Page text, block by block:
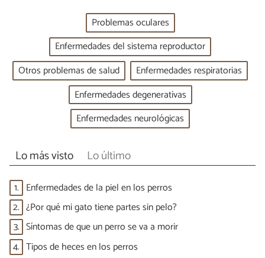
Problemas oculares
Enfermedades del sistema reproductor
Otros problemas de salud
Enfermedades respiratorias
Enfermedades degenerativas
Enfermedades neurológicas
Lo más visto Lo último
1. Enfermedades de la piel en los perros
2. ¿Por qué mi gato tiene partes sin pelo?
3. Síntomas de que un perro se va a morir
4. Tipos de heces en los perros